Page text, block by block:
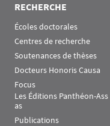
RECHERCHE
Écoles doctorales
Centres de recherche
Soutenances de thèses
Docteurs Honoris Causa
Focus
Les Éditions Panthéon-Ass
as
Publications